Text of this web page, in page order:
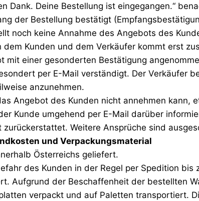
Dank. Deine Bestellung ist eingegangen.“
der Bestellung bestätigt
noch keine Annahme des Angebots des
dem Kunden und dem Verkäufer kommt erst
mit einer gesonderten Bestätigung
per E-Mail verständigt. Der Verkäufer
anzunehmen.
Angebot des Kunden nicht annehmen kann,
Kunde umgehend per E-Mail darüber
Weitere Ansprüche sind
und Verpackungsmaterial
Österreichs geliefert.
des Kunden in der Regel per Spedition bis
Aufgrund der Beschaffenheit der bestellten
verpackt und auf Paletten transportiert.